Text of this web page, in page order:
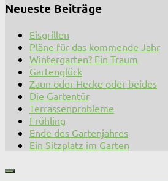
Neueste Beiträge
Eisgrillen
Pläne für das kommende Jahr
Wintergarten? Ein Traum
Gartenglück
Zaun oder Hecke oder beides
Die Gartentür
Terrassenprobleme
Frühling
Ende des Gartenjahres
Ein Sitzplatz im Garten